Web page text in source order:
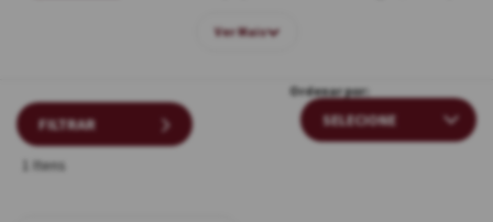
Ver Mais
1 Itens
FILTRAR
Ordenar por: